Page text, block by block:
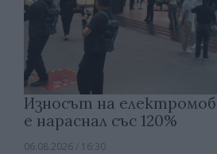
Износът на
е нараснал със 120%
06.08.2026 / 16:30